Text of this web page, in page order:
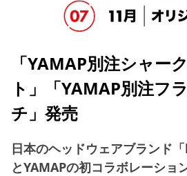
「YAMAP別注シャー
ト」「YAMAP別注フ
チ」発売
日本のヘッドウェアブランド
とYAMAPの初コラボレーショ